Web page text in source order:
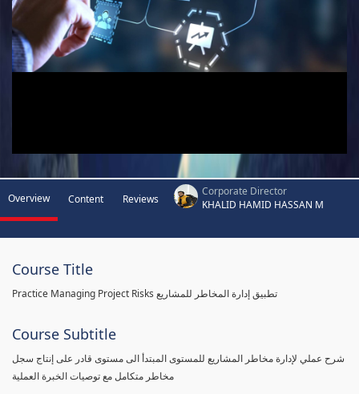
Overview Content Reviews
Corporate Director
KHALID HAMID HASSAN M
Course Title
Practice Managing Project Risks تطبيق إدارة المخاطر للمشاريع
Course Subtitle
شرح عملي لإدارة مخاطر المشاريع للمستوى المبتدأ الى مستوى قادر على إنتاج سجل
مخاطر متكامل مع توصيات الخبرة العملية